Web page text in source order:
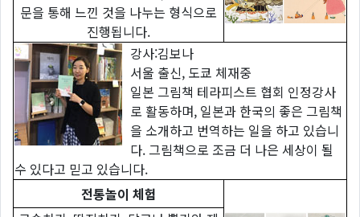
문을 통해 느낀 것을 나누는 형식으로
진행됩니다.
강사:김보나
서울 출신, 도쿄 체재중
일본 그림책 테라피스트 협회 인정강사
로 활동하며, 일본과 한국의 좋은 그림책
을 소개하고 번역하는 일을 하고 있습니
다. 그림책으로 조금 더 나은 세상이 될
수 있다고 믿고 있습니다.
전통놀이 체험